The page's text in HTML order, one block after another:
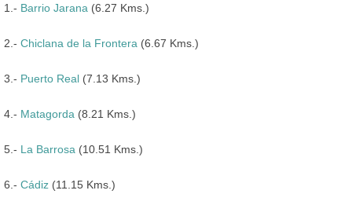
1.- Barrio Jarana (6.27 Kms.)
2.- Chiclana de la Frontera (6.67 Kms.)
3.- Puerto Real (7.13 Kms.)
4.- Matagorda (8.21 Kms.)
5.- La Barrosa (10.51 Kms.)
6.- Cádiz (11.15 Kms.)